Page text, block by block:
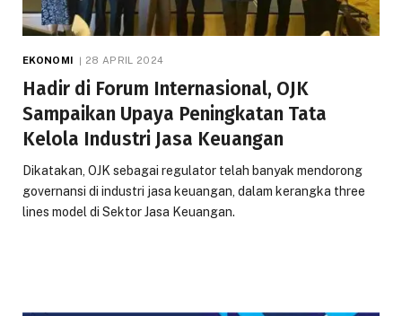
EKONOMI 28 APRIL 2024
Hadir di Forum Internasional, OJK
Sampaikan Upaya Peningkatan Tata
Kelola Industri Jasa Keuangan
Dikatakan, OJK sebagai regulator telah banyak mendorong
governansi di industri jasa keuangan, dalam kerangka three
lines model di Sektor Jasa Keuangan.